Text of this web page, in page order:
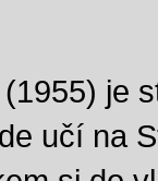
(1955) je
učí na